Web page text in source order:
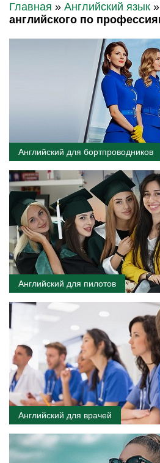
Главная » Английский язык »
английского по
Английский для бортпроводников
Английский для пилотов
Английский для врачей